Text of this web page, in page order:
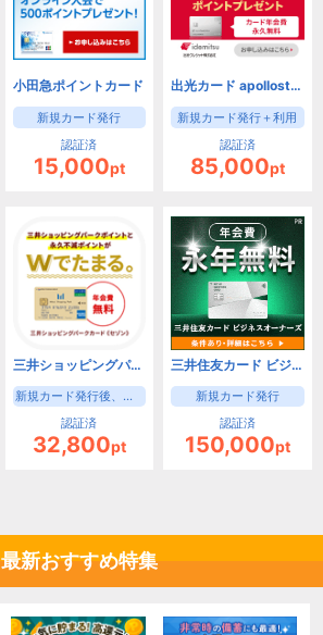
小田急ポイントカード
新規カード発行
認証済
15,000pt
出光カード apollostation card（旧まいどプラスカード）
新規カード発行＋利用
認証済
85,000pt
三井ショッピングパークカード《セゾン》（新規カード発行後、入会月の翌月末までに3000円(税込)の利用）【iOS・Android・PC】
新規カード発行後、入会月の翌月末までに3000円(税込)の利用
認証済
32,800pt
三井住友カード ビジネスオーナーズ（カード発行）
新規カード発行
認証済
150,000pt
最新おすすめ特集